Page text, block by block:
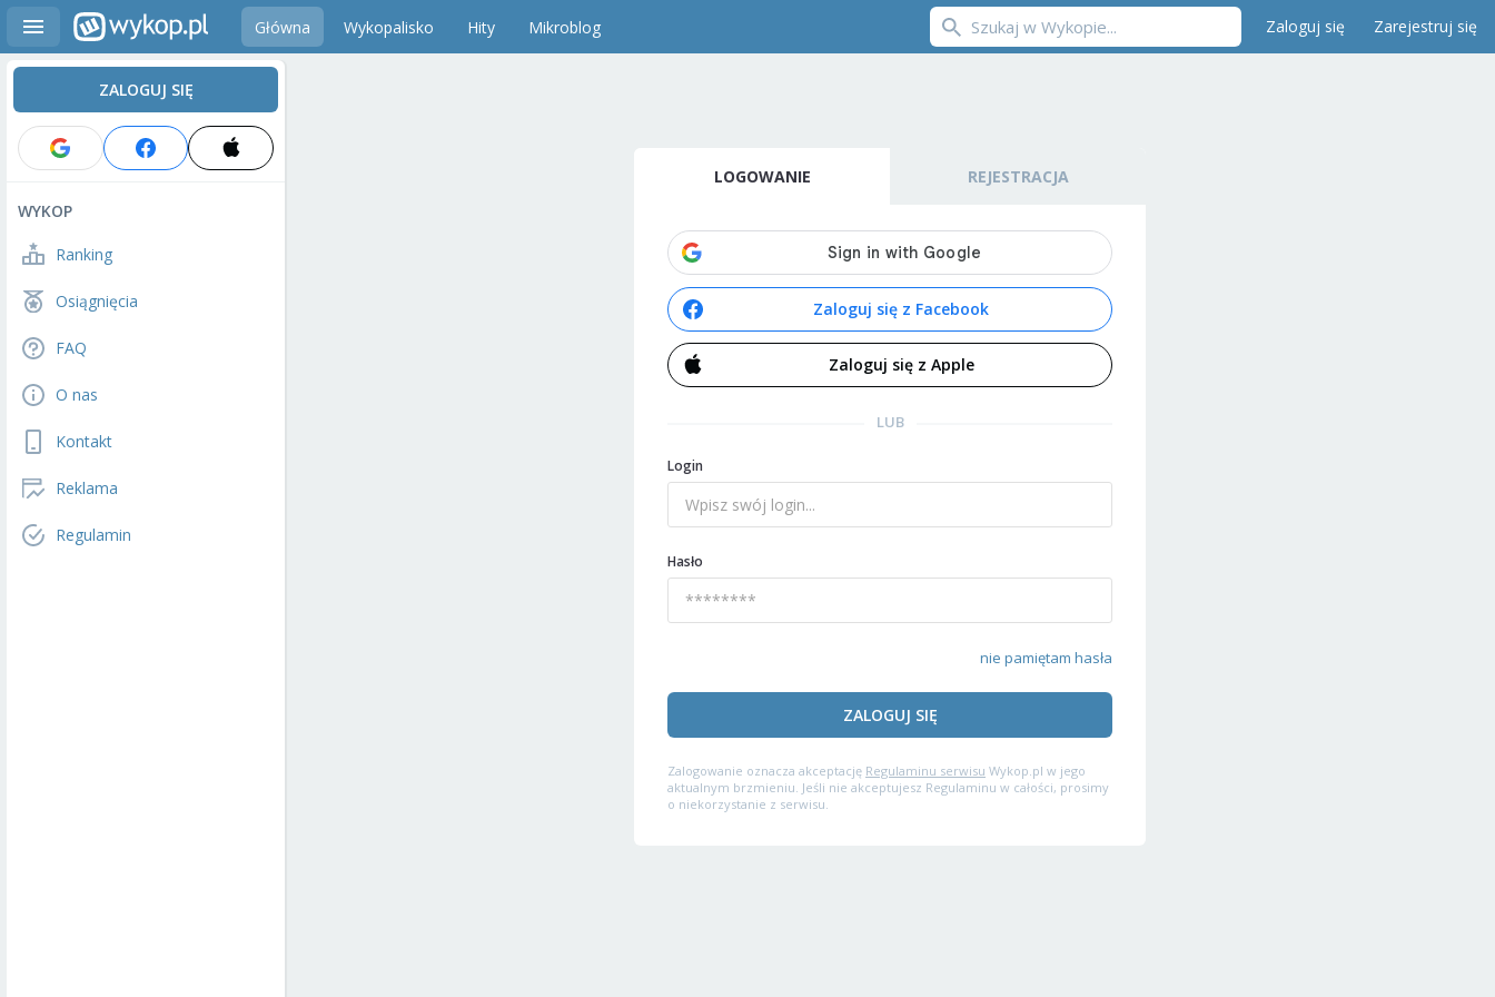
Główna Wykopalisko Hity Mikroblog Zaloguj się Zarejestruj się
ZALOGUJ SIĘ
WYKOP
Ranking
Osiągnięcia
FAQ
O nas
Kontakt
Reklama
Regulamin
LOGOWANIE REJESTRACJA
Zaloguj się z Facebook
Zaloguj się z Apple
LUB
Login
Hasło
nie pamiętam hasła
ZALOGUJ SIĘ
Zalogowanie oznacza akceptację Regulaminu serwisu Wykop.pl w jego
aktualnym brzmieniu. Jeśli nie akceptujesz Regulaminu w całości, prosimy
o niekorzystanie z serwisu.